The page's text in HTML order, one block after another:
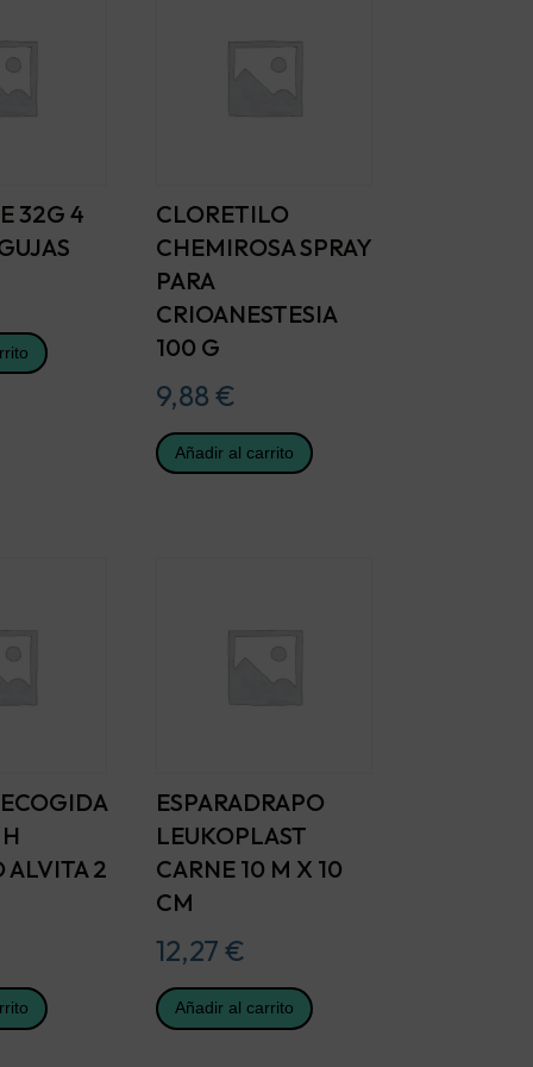
32G 4
CLORETILO
CHEMIROSA SPRAY
PARA
CRIOANESTESIA
100 G
9,88 €
Añadir al carrito
ALVITA 2
ESPARADRAPO
LEUKOPLAST
CARNE 10 M X 10
CM
12,27 €
Añadir al carrito